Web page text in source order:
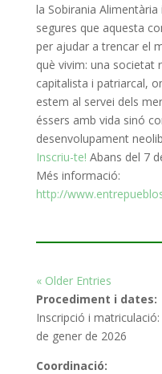
la Sobirania Alimentària
segures que aquesta
per ajudar a trencar el
què vivim: una societat
capitalista i patriarcal,
estem al servei dels
éssers amb vida sinó
desenvolupament
Inscriu-te! Abans del 7
Més informació:
http://
« Older Entries
Procediment i dates:
Inscripció i
de gener de 2026
Coordinació: